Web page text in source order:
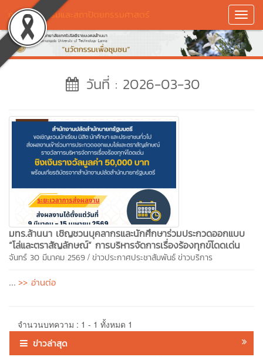
คณะศิลปกรรมและสถาปัตยกรรมศาสตร์
วันที่ : 2026-03-30
มทร.ล้านนา เชิญชวนบุคลากรและนักศึกษาร่วมประกวดออกแบบ
“โล่และตราสัญลักษณ์” การบริหารจัดการเรื่องร้องทุกข์โดดเด่น
จันทร์ 30 มีนาคม 2569 / ข่าวประกาศประชาสัมพันธ์ข่าวบริการ
... >> อ่านต่อ
จำนวนบทความ : 1 - 1 ทั้งหมด 1
ข่าวล่าสุด